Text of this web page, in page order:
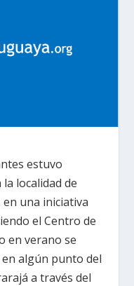
estuvo
localidad de
una iniciativa
el Centro de
en verano se
algún punto del
a través del